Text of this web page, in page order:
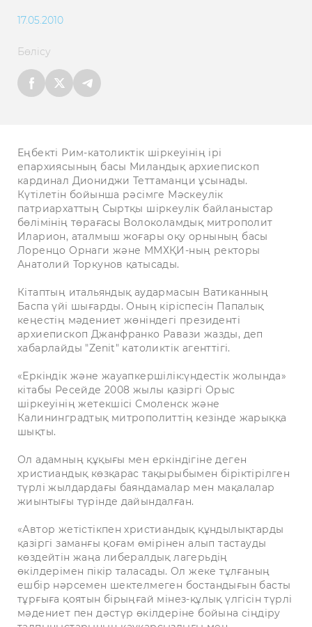
17.05.2010
Бөлісу
Еңбекті Рим-католиктік шіркеуінің ірі
епархиясының басы Миландық архиепископ
кардинал Диониджи Теттаманци ұсынады.
Күтілетін бойынша рәсімге Мәскеулік
патриархаттың Сыртқы шіркеулік байланыстар
бөлімінің төрағасы Волоколамдық митрополит
Иларион, аталмыш жоғары оқу орнының басы
Лоренцо Орнаги және ММХҚИ-ның ректоры
Анатолий Торкунов қатысады.
Кітаптың итальяндық аудармасын Ватиканның
Баспа үйі шығарды. Оның кіріспесін Папалық
кеңестің мәдениет жөніндегі президенті
архиепископ Джанфранко Равази жазды, деп
хабарлайды "Zenit" католиктік агенттігі.
«Еркіндік және жауапкершілік:үндестік жолында»
кітабы Ресейде 2008 жылы қазіргі Орыс
шіркеуінің жетекшісі Смоленск және
Калининградтық митрополиттің кезінде жарыққа
шықты.
Ол адамның құқығы мен еркіндігіне деген
христиандық көзқарас тақырыбымен біріктірілген
түрлі жылдардағы баяндамалар мен мақалалар
жиынтығы түрінде дайындалған.
«Автор жетістікпен христиандық құндылықтарды
қазіргі заманғы қоғам өмірінен алып тастауды
көздейтін жаңа либералдық лагерьдің
өкілдерімен пікір таласады. Ол жеке тұлғаның
ешбір нәрсемен шектелмеген бостандығын басты
тұрғыға қоятын бірыңғай мінез-құлық үлгісін түрлі
мәдениет пен дәстүр өкілдеріне бойына сіңдіру